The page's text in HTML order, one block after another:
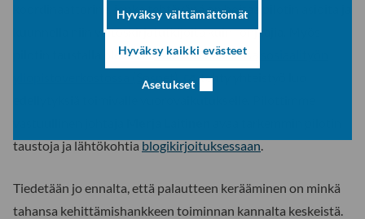
Hyväksy välttämättömät
Hyväksy kaikki evästeet
Asetukset
koordinaattorina, jonka tehtävänä on hoitaa pilotin asioita ja
kuunnella niin väitöskirjatutkijoita kuin -ohjaajia. Myös
pilotin taustalla olevassaValtakunnallisessa sosiaalityön
yliopistoverkostossa (Sosnet)
tehty yhteistyö luo
taustoja ja lähtökohtiablogikirjoituksessaan.
Tiedetään jo ennalta, että palautteen kerääminen on minkä
tahansa kehittämishankkeen toiminnan kannalta keskeistä.